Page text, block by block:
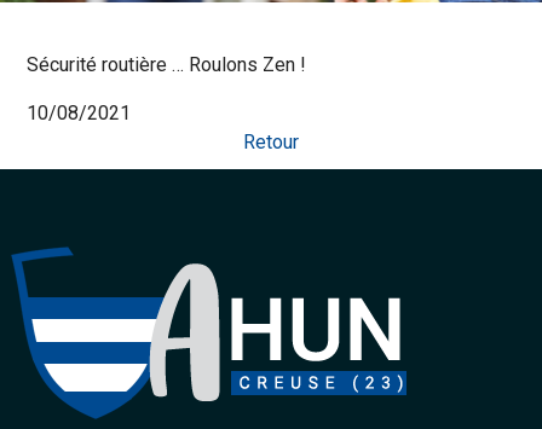
Sécurité routière … Roulons Zen !
10/08/2021
Retour